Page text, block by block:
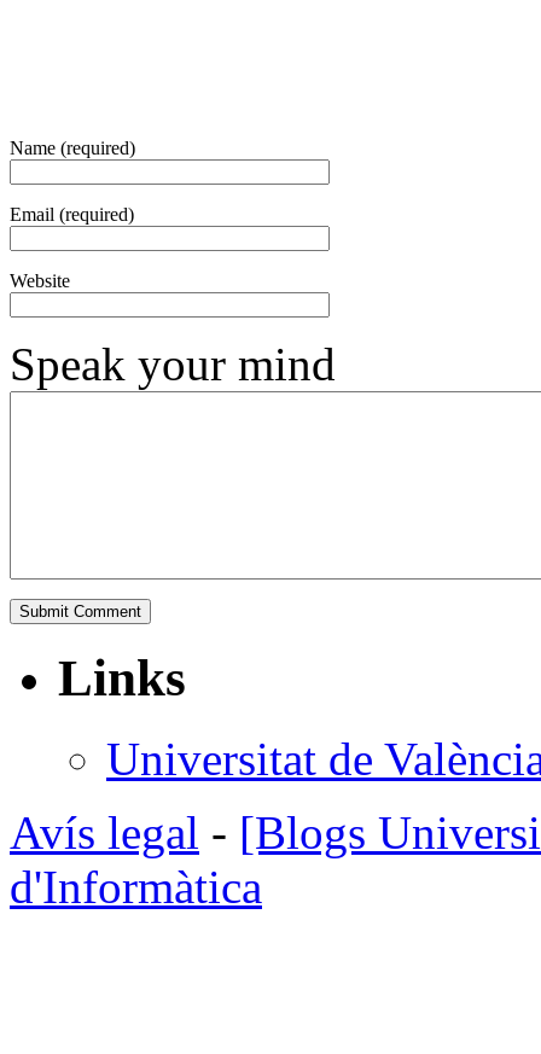
Name (required)
Email (required)
Website
Speak your mind
Links
Universitat de
Avís legal - [Blogs
d'Informàtica